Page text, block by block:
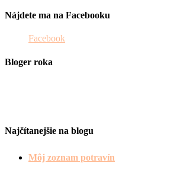
Nájdete ma na Facebooku
Facebook
Bloger roka
Najčítanejšie na blogu
Môj zoznam potravín